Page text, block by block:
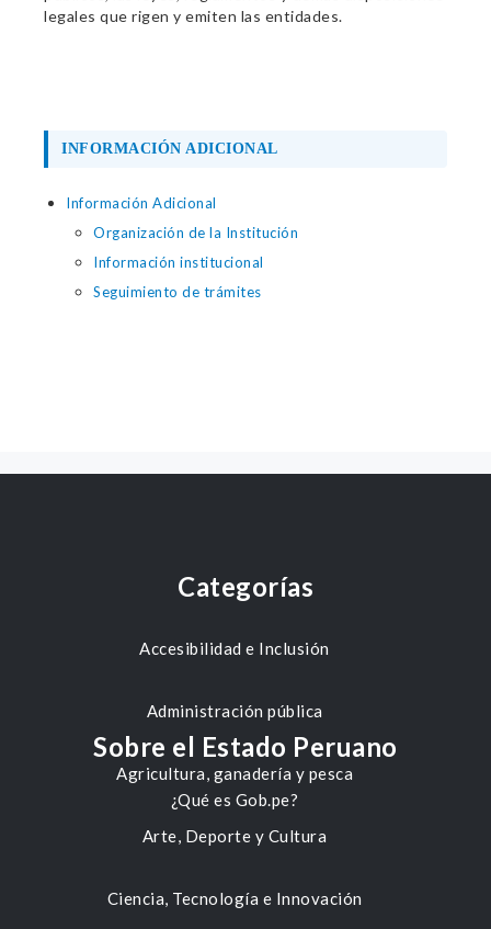
legales que rigen y emiten las entidades.
INFORMACIÓN ADICIONAL
Información Adicional
Organización de la Institución
Información institucional
Seguimiento de trámites
Categorías
Accesibilidad e Inclusión
Administración pública
Agricultura, ganadería y pesca
Arte, Deporte y Cultura
Ciencia, Tecnología e Innovación
Sobre el Estado Peruano
¿Qué es Gob.pe?